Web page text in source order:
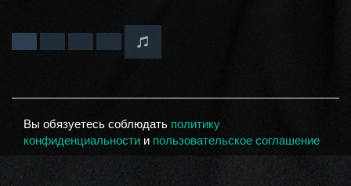
Вы обязуетесь соблюдать политику
конфиденциальности и пользовательское соглашение